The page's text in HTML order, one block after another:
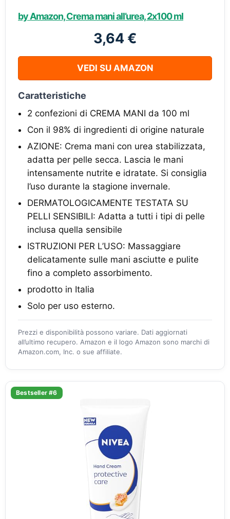
by Amazon, Crema mani all’urea, 2x100 ml
3,64 €
VEDI SU AMAZON
Caratteristiche
2 confezioni di CREMA MANI da 100 ml
Con il 98% di ingredienti di origine naturale
AZIONE: Crema mani con urea stabilizzata,
adatta per pelle secca. Lascia le mani
intensamente nutrite e idratate. Si consiglia
l’uso durante la stagione invernale.
DERMATOLOGICAMENTE TESTATA SU
PELLI SENSIBILI: Adatta a tutti i tipi di pelle
inclusa quella sensibile
ISTRUZIONI PER L’USO: Massaggiare
delicatamente sulle mani asciutte e pulite
fino a completo assorbimento.
prodotto in Italia
Solo per uso esterno.
Prezzi e disponibilità possono variare. Dati aggiornati
all’ultimo recupero. Amazon e il logo Amazon sono marchi di
Amazon.com, Inc. o sue affiliate.
Bestseller #6